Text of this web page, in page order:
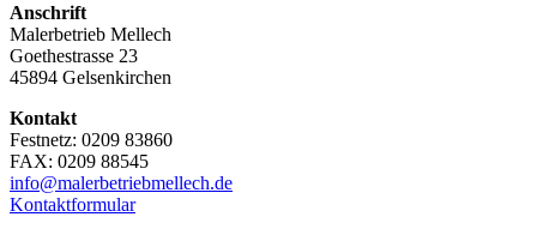
Anschrift
Malerbetrieb Mellech
Goethestrasse 23
45894 Gelsenkirchen
Kontakt
Festnetz: 0209 83860
FAX: 0209 88545
info@malerbetriebmellech.de
Kontaktformular